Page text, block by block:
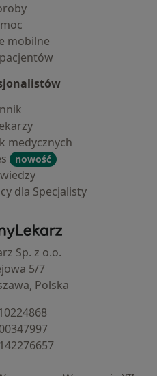
mobilne
medycznych
nowość
dla Specjalisty
ZnanyLekarz - Strona główna
Sp. z o.o.
5/7
Polska